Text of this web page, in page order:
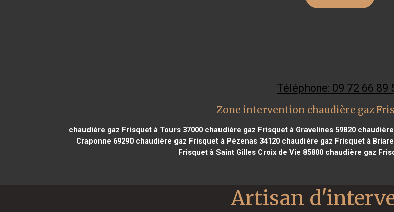
Téléphone: 09 72 66 89
Zone intervention chaudière gaz
chaudière gaz Frisquet à Tours 37000chaudière gaz Frisquet à Gravelines 59820chaudière
Craponne 69290 chaudière gaz Frisquet à Pézenas 34120 chaudière gaz Frisquet à
Frisquet à Saint Gilles Croix de Vie 85800chaudière gaz
Artisan